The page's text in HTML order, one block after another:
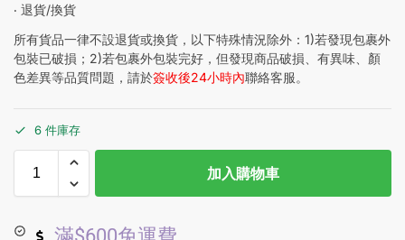
‧ 退貨/換貨
所有貨品一律不設退貨或換貨，以下特殊情況除外：1)若發現包裹外
包裝已破損；2)若包裹外包裝完好，但發現商品破損、有異味、顏
色差異等品質問題，請於簽收後24小時內聯絡客服。
6 件庫存
加入購物車